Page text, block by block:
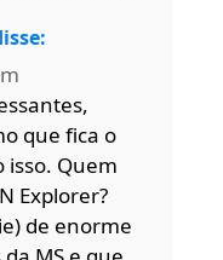
que fica o
isso. Quem
Explorer?
de enorme